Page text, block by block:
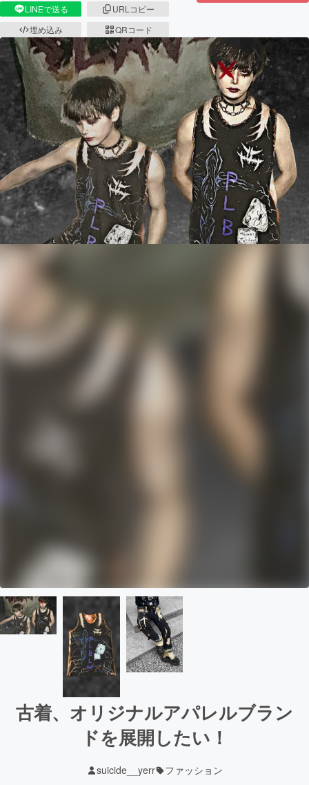
LINEで送る
URLコピー
埋め込み
QRコード
古着、オリジナルアパレルブラン
ドを展開したい！
suicide__yerr ファッション